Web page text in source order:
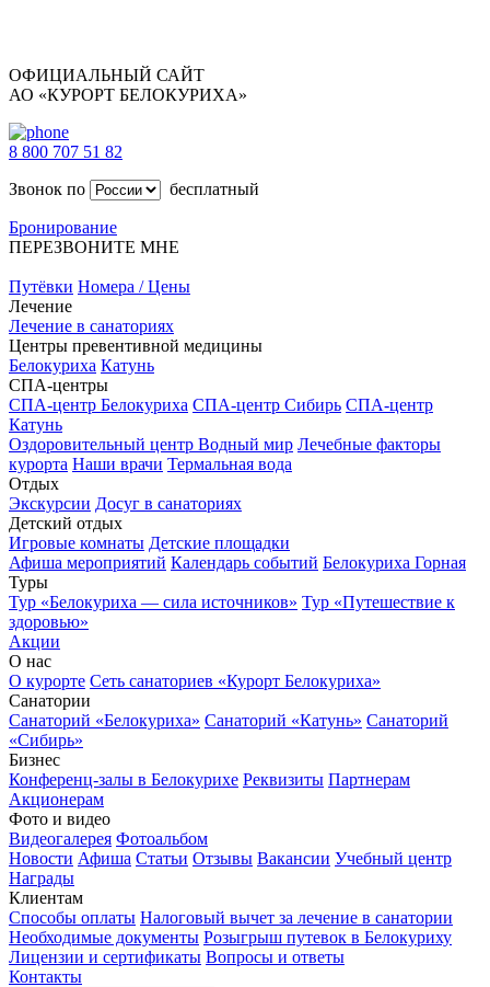
ОФИЦИАЛЬНЫЙ САЙТ
АО «КУРОРТ БЕЛОКУРИХА»
8 800 707 51 82
Звонок по
бесплатный
Бронирование
ПЕРЕЗВОНИТЕ МНЕ
Путёвки Номера / Цены
Лечение
Лечение в санаториях
Центры превентивной медицины
Белокуриха Катунь
СПА-центры
СПА-центр Белокуриха СПА-центр Сибирь СПА-центр
Катунь
Оздоровительный центр Водный мир Лечебные факторы
курорта Наши врачи Термальная вода
Отдых
Экскурсии Досуг в санаториях
Детский отдых
Игровые комнаты Детские площадки
Афиша мероприятий Календарь событий Белокуриха Горная
Туры
Тур «Белокуриха — сила источников» Тур «Путешествие к
здоровью»
Акции
О нас
О курорте Сеть санаториев «Курорт Белокуриха»
Санатории
Санаторий «Белокуриха» Санаторий «Катунь» Санаторий
«Сибирь»
Бизнес
Конференц-залы в Белокурихе Реквизиты Партнерам
Акционерам
Фото и видео
Видеогалерея Фотоальбом
Новости Афиша Статьи Отзывы Вакансии Учебный центр
Награды
Клиентам
Способы оплаты Налоговый вычет за лечение в санатории
Необходимые документы Розыгрыш путевок в Белокуриху
Лицензии и сертификаты Вопросы и ответы
Контакты